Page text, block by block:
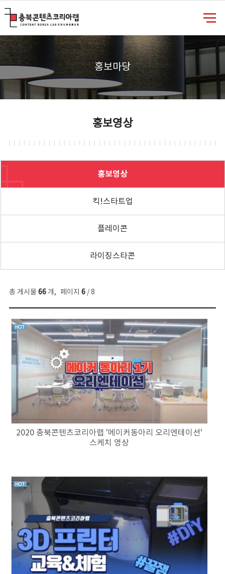
홍보마당
홍보영상
홍보영상
킥!스타트업
플레이콘
라이징스타콘
총 게시물 66개, 페이지 6/ 8
2020 충북콘텐츠코리아랩 '메이커동아리 오리엔테이션'
스케치 영상